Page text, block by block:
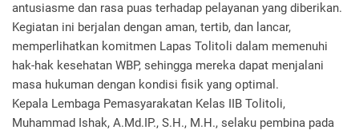
antusiasme dan rasa puas terhadap pelayanan yang diberikan.
Kegiatan ini berjalan dengan aman, tertib, dan lancar,
memperlihatkan komitmen Lapas Tolitoli dalam memenuhi
hak-hak kesehatan WBP, sehingga mereka dapat menjalani
masa hukuman dengan kondisi fisik yang optimal.
Kepala Lembaga Pemasyarakatan Kelas IIB Tolitoli,
Muhammad Ishak, A.Md.IP., S.H., M.H., selaku pembina pada